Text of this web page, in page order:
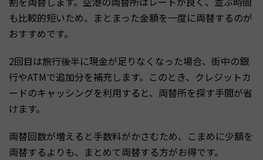
も比較的短いため、まとまった金額を一度に両替するのが
おすすめです。
2回目は旅行後半に現金が足りなくなった場合、街中の銀
行やATMで追加分を補充します。このとき、クレジットカ
ードのキャッシングを利用すると、両替所を探す手間が省
けます。
両替回数が増えると手数料がかさむため、こまめに少額を
両替するよりも、まとめて両替する方がお得です。